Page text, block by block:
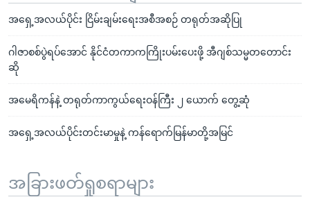
အရှေ့အလယ်ပိုင်း ငြိမ်းချမ်းရေးအစီအစဉ် တရုတ်အဆိုပြု
ဂါဇာစစ်ပွဲရပ်အောင် နိုင်ငံတကာကကြိုးပမ်းပေးဖို့ အီဂျစ်သမ္မတတောင်း
ဆို
အမေရိကန်နဲ့ တရုတ်ကာကွယ်ရေးဝန်ကြီး ၂ ယောက် တွေ့ဆုံ
အရှေ့အလယ်ပိုင်းတင်းမာမှုနဲ့ ကန်ရောက်မြန်မာတို့အမြင်
အခြားဖတ်ရှုစရာများ